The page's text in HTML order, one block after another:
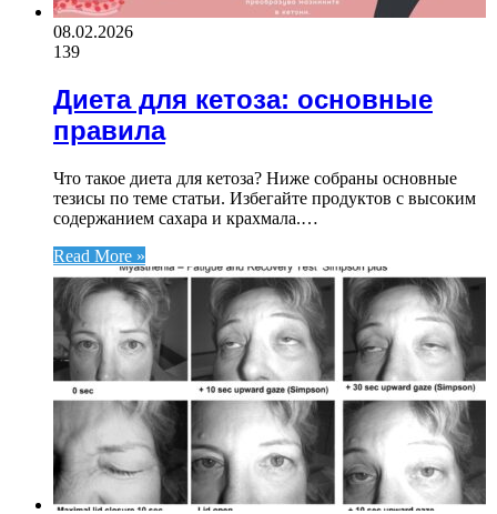
08.02.2026
139
Диета для кетоза: основные
правила
Что такое диета для кетоза? Ниже собраны основные
тезисы по теме статьи. Избегайте продуктов с высоким
содержанием сахара и крахмала.…
Read More »